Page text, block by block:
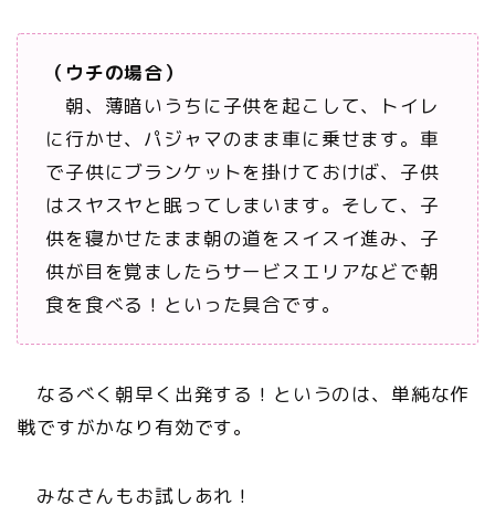
（ウチの場合）
朝、薄暗いうちに子供を起こして、トイレ
に行かせ、パジャマのまま車に乗せます。車
で子供にブランケットを掛けておけば、子供
はスヤスヤと眠ってしまいます。そして、子
供を寝かせたまま朝の道をスイスイ進み、子
供が目を覚ましたらサービスエリアなどで朝
食を食べる！といった具合です。
なるべく朝早く出発する！というのは、単純な作
戦ですがかなり有効です。
みなさんもお試しあれ！